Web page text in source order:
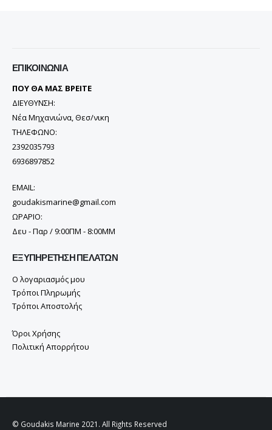
ΕΠΙΚΟΙΝΩΝΊΑ
ΠΟΥ ΘΑ ΜΑΣ ΒΡΕΙΤΕ
ΔΙΕΥΘΥΝΣΗ:
Νέα Μηχανιώνα, Θεσ/νικη
ΤΗΛΕΦΩΝΟ:
2392035793
6936897852
EMAIL:
goudakismarine@gmail.com
ΩΡΑΡΙΟ:
Δευ - Παρ / 9:00ΠΜ - 8:00ΜΜ
ΕΞΥΠΗΡΈΤΗΣΗ ΠΕΛΑΤΏΝ
Ο λογαριασμός μου
Τρόποι Πληρωμής
Τρόποι Αποστολής
Όροι Χρήσης
Πολιτική Απορρήτου
© Goudakis Marine 2021. All Rights Reserved